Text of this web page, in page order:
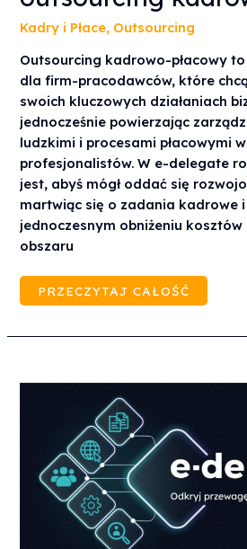
Kadry i Płace, Outsourcing
Outsourcing kadrowo-płacowy
dla firm-pracodawców, które
swoich kluczowych działaniach
jednocześnie powierzając
ludzkimi i procesami płacowymi
profesjonalistów. W e-delegate
jest, abyś mógł oddać się
martwiąc się o zadania kadrowe i
jednoczesnym obniżeniu
obszaru
OUTSOURCING
KADROWO-
PŁACOWY
PRZECZYTAJ CAŁOŚĆ